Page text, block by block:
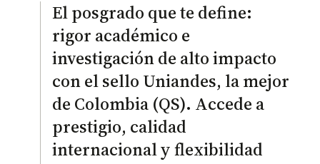
El posgrado que te define:
rigor académico e
investigación de alto impacto
con el sello Uniandes, la mejor
de Colombia (QS). Accede a
prestigio, calidad
internacional y flexibilidad